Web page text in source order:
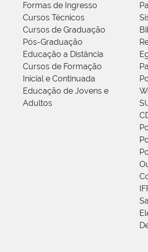
Formas de Ingresso
Cursos Técnicos
Cursos de Graduação
Pós-Graduação
Educação a Distância
Cursos de Formação
Inicial e Continuada
Educação de Jovens e
Adultos